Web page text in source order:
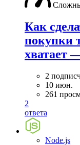
Как
покупки
хватает
2
10 июн.
261
2
ответа
Node.js